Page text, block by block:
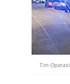
Tim